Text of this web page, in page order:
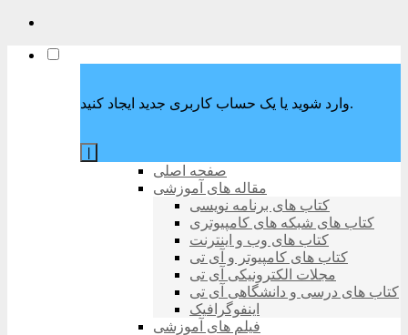
وارد شوید یا یک حساب کاربری جدید ایجاد کنید.
صفحه اصلی
مقاله های آموزشی
کتاب های برنامه نویسی
کتاب های شبکه های کامپیوتری
کتاب های وب و اینترنت
کتاب های کامپیوتر و آی تی
مجلات الکترونیکی آی تی
کتاب های درسی و دانشگاهی آی تی
اینفوگرافیک
فیلم های آموزشی